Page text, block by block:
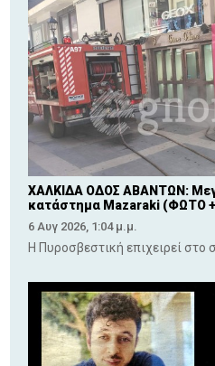
ΧΑΛΚΙΔΑ ΟΔΟΣ ΑΒΑΝΤΩΝ:
κατάστημα Mazaraki (ΦΩΤΟ +
6 Αυγ 2026, 1:04 μ.μ.
Η Πυροσβεστική επιχειρεί στο